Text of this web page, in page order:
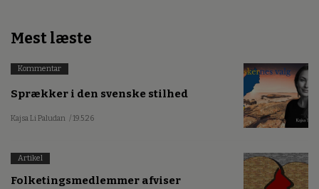
Mest læste
Kommentar
Sprækker i den svenske stilhed
Kajsa Li Paludan / 19.5.26
Artikel
Folketingsmedlemmer afviser